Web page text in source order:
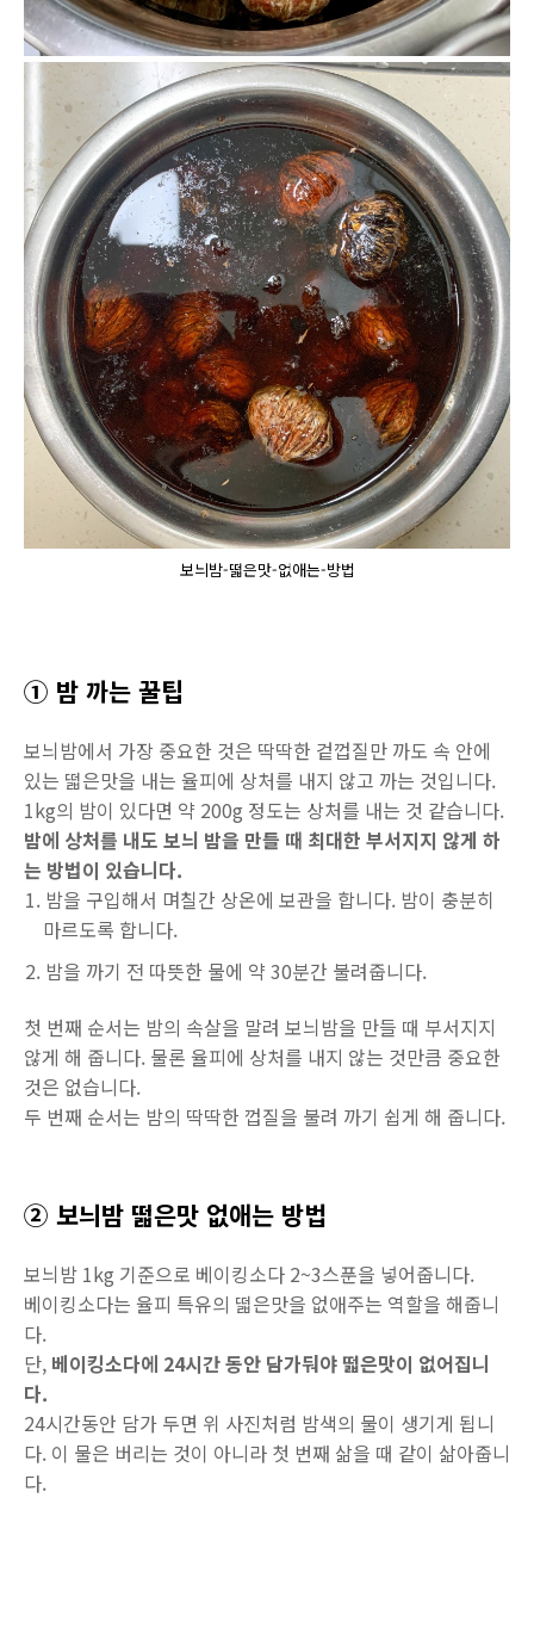
보늬밤-떫은맛-없애는-방법
① 밤 까는 꿀팁
보늬밤에서 가장 중요한 것은 딱딱한 겉껍질만 까도 속 안에
있는 떫은맛을 내는 율피에 상처를 내지 않고 까는 것입니다.
1kg의 밤이 있다면 약 200g 정도는 상처를 내는 것 같습니다.
밤에 상처를 내도 보늬 밤을 만들 때 최대한 부서지지 않게 하
는 방법이 있습니다.
밤을 구입해서 며칠간 상온에 보관을 합니다. 밤이 충분히
마르도록 합니다.
밤을 까기 전 따뜻한 물에 약 30분간 불려줍니다.
첫 번째 순서는 밤의 속살을 말려 보늬밤을 만들 때 부서지지
않게 해 줍니다. 물론 율피에 상처를 내지 않는 것만큼 중요한
것은 없습니다.
두 번째 순서는 밤의 딱딱한 껍질을 불려 까기 쉽게 해 줍니다.
② 보늬밤 떫은맛 없애는 방법
보늬밤 1kg 기준으로 베이킹소다 2~3스푼을 넣어줍니다.
베이킹소다는 율피 특유의 떫은맛을 없애주는 역할을 해줍니
다.
단, 베이킹소다에 24시간 동안 담가둬야 떫은맛이 없어집니
다.
24시간동안 담가 두면 위 사진처럼 밤색의 물이 생기게 됩니
다. 이 물은 버리는 것이 아니라 첫 번째 삶을 때 같이 삶아줍니
다.